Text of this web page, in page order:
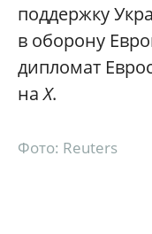
поддержку
в оборону
дипломат
наX.
Фото: Reuters